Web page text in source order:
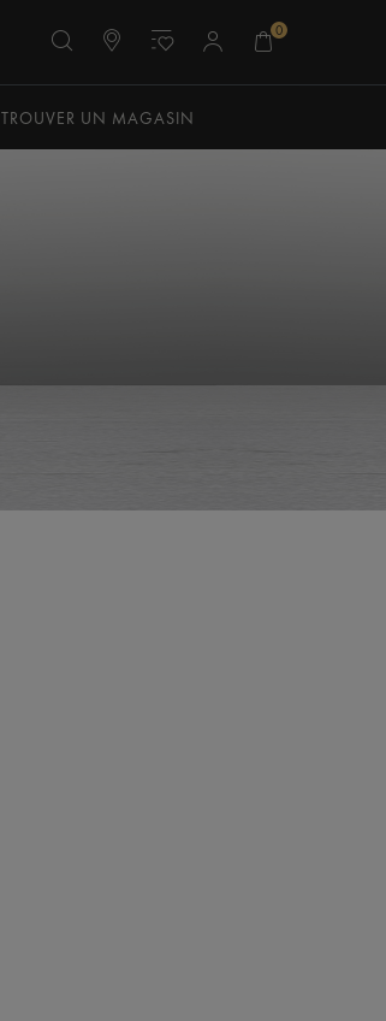
0
TROUVER UN MAGASIN